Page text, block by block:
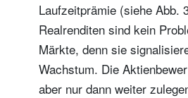
Laufzeitprämie (siehe Abb.
Realrenditen sind kein
Märkte, denn sie
Wachstum. Die
aber nur dann weiter